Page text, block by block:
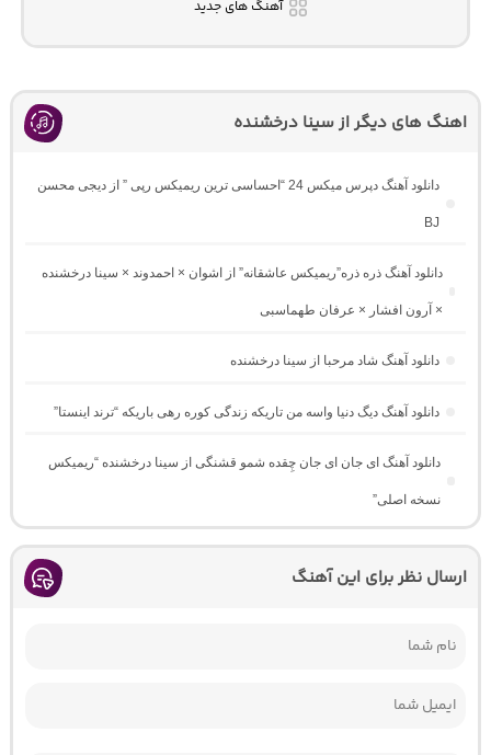
آهنگ های جدید
اهنگ های دیگر از سینا درخشنده
دانلود آهنگ دپرس میکس 24 “احساسی ترین ریمیکس رپی ” از دیجی محسن
BJ
دانلود آهنگ ذره ذره”ریمیکس عاشقانه” از اشوان × احمدوند × سینا درخشنده
× آرون افشار × عرفان طهماسبی
دانلود آهنگ شاد مرحبا از سینا درخشنده
دانلود آهنگ دیگ دنیا واسه من تاریکه زندگی کوره رهی باریکه “ترند اینستا”
دانلود آهنگ ای جان ای جان چِقده شمو قشنگی از سینا درخشنده “ریمیکس
نسخه اصلی”
ارسال نظر برای این آهنگ